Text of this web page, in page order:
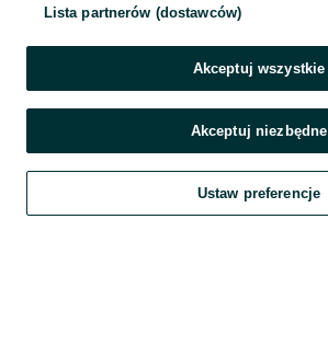
Szukaj Obserwujesz Dodaj
Lista partnerów (dostawców)
Akceptuj wszystkie
Akceptuj niezbędne
Ustaw preferencje